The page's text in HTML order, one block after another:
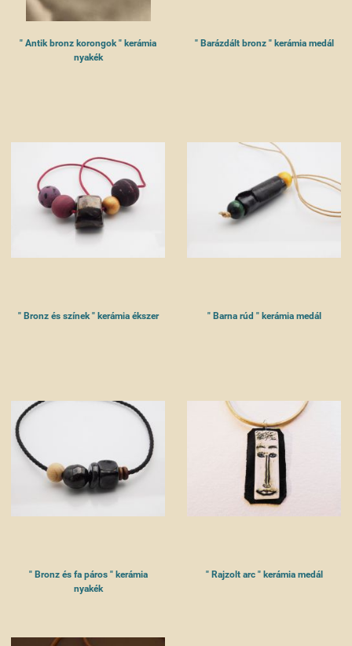
" Antik bronz korongok " kerámia
nyakék
" Barázdált bronz " kerámia medál
" Bronz és színek " kerámia ékszer " Barna rúd " kerámia medál
" Bronz és fa páros " kerámia
nyakék
" Rajzolt arc " kerámia medál